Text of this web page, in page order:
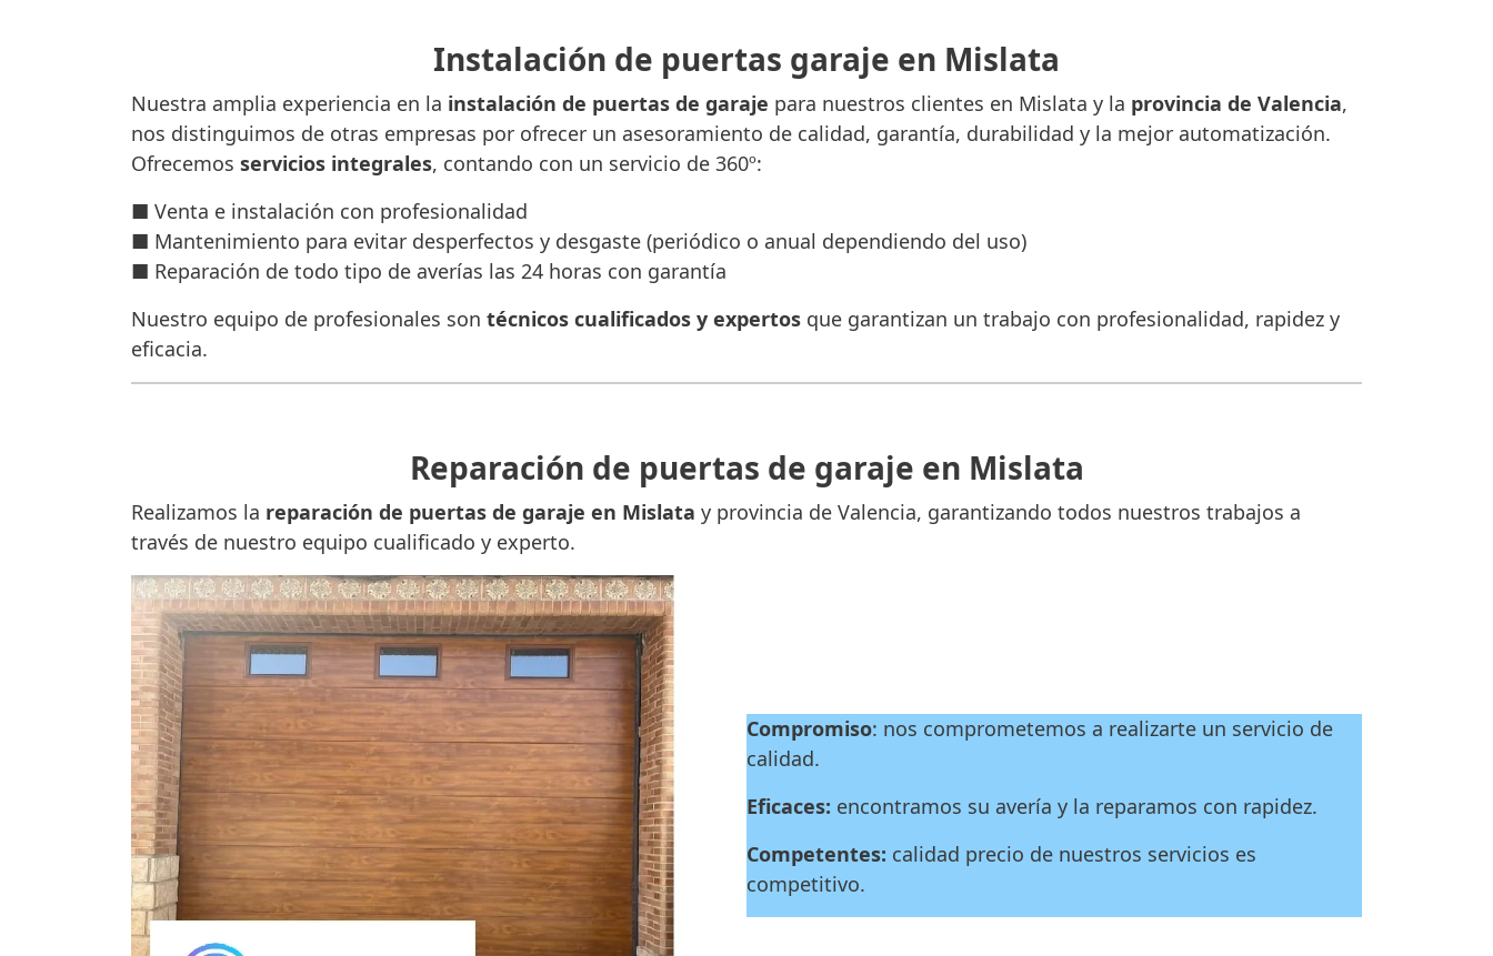
Instalación de puertas garaje en Mislata
Nuestra amplia experiencia en la instalación de puertas de garaje para nuestros clientes en Mislata y la provincia de Valencia,
nos distinguimos de otras empresas por ofrecer un asesoramiento de calidad, garantía, durabilidad y la mejor automatización.
Ofrecemos servicios integrales, contando con un servicio de 360º:
■ Venta e instalación con profesionalidad
■ Mantenimiento para evitar desperfectos y desgaste (periódico o anual dependiendo del uso)
■ Reparación de todo tipo de averías las 24 horas con garantía
Nuestro equipo de profesionales son técnicos cualificados y expertos que garantizan un trabajo con profesionalidad, rapidez y
eficacia.
Reparación de puertas de garaje en Mislata
Realizamos la reparación de puertas de garaje en Mislata y provincia de Valencia, garantizando todos nuestros trabajos a
través de nuestro equipo cualificado y experto.
Compromiso: nos comprometemos a realizarte un servicio de
calidad.
Eficaces: encontramos su avería y la reparamos con rapidez.
Competentes: calidad precio de nuestros servicios es
competitivo.